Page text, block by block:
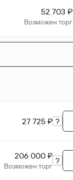
52 703 ₽
Возможен торг
27 725 ₽ ?
206 000 ₽
Возможен торг
?